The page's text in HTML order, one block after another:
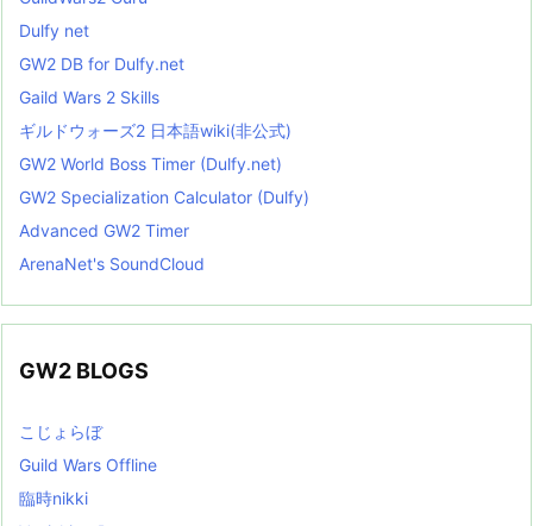
Dulfy net
GW2 DB for Dulfy.net
Gaild Wars 2 Skills
ギルドウォーズ2 日本語wiki(非公式)
GW2 World Boss Timer (Dulfy.net)
GW2 Specialization Calculator (Dulfy)
Advanced GW2 Timer
ArenaNet's SoundCloud
GW2 BLOGS
こじょらぼ
Guild Wars Offline
臨時nikki